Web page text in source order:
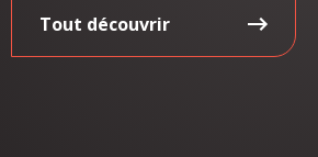
Tout découvrir